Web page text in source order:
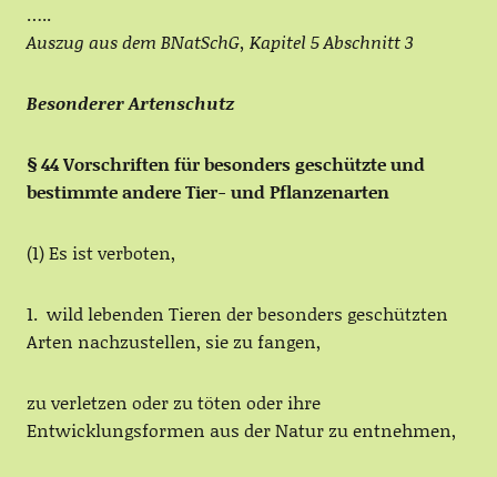
…..
Auszug aus dem BNatSchG, Kapitel 5 Abschnitt 3
Besonderer Artenschutz
§ 44 Vorschriften für besonders geschützte und
bestimmte andere Tier- und Pflanzenarten
(1) Es ist verboten,
1. wild lebenden Tieren der besonders geschützten
Arten nachzustellen, sie zu fangen,
zu verletzen oder zu töten oder ihre
Entwicklungsformen aus der Natur zu entnehmen,